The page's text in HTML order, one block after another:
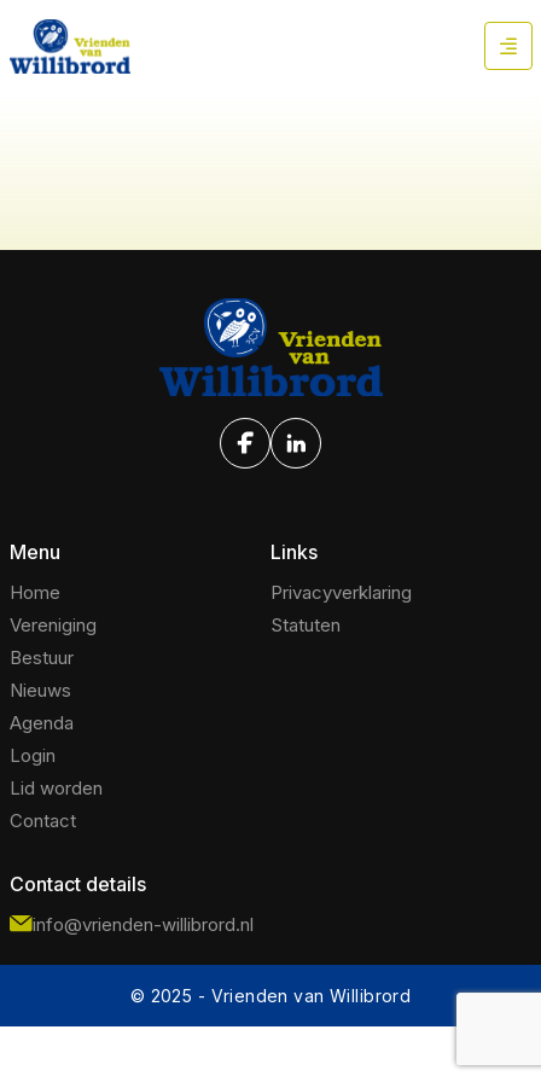
Menu
Home
Vereniging
Bestuur
Nieuws
Agenda
Login
Lid worden
Contact
Links
Privacyverklaring
Statuten
Contact details
info@vrienden-willibrord.nl
© 2025 - Vrienden van Willibrord